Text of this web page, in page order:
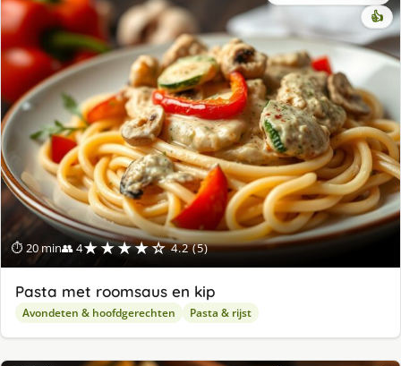
⏱ 20 min👥 4★★★★☆ 4.2 (5)
👍
Pasta met roomsaus en kip
Avondeten & hoofdgerechten Pasta & rijst